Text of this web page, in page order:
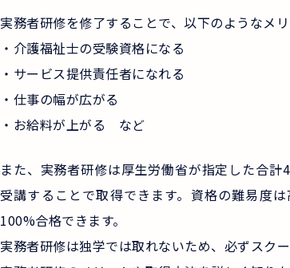
実務者研修を修了することで、以下のようなメリ
・介護福祉士の受験資格になる
・サービス提供責任者になれる
・仕事の幅が広がる
・お給料が上がる など
また、実務者研修は厚生労働省が指定した合
受講することで取得できます。資格の難易度
100%合格できます。
実務者研修は独学では取れないため、必ずスク